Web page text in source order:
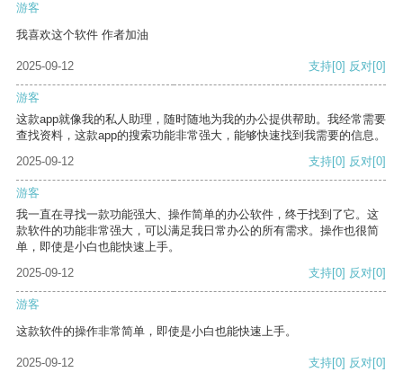
游客
我喜欢这个软件 作者加油
2025-09-12 支持[0] 反对[0]
游客
这款app就像我的私人助理，随时随地为我的办公提供帮助。我经常需要
查找资料，这款app的搜索功能非常强大，能够快速找到我需要的信息。
2025-09-12
支持[0] 反对[0]
游客
我一直在寻找一款功能强大、操作简单的办公软件，终于找到了它。这
款软件的功能非常强大，可以满足我日常办公的所有需求。操作也很简
单，即使是小白也能快速上手。
2025-09-12
支持[0] 反对[0]
游客
这款软件的操作非常简单，即使是小白也能快速上手。
2025-09-12 支持[0] 反对[0]